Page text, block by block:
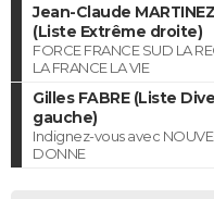
Jean-Claude MARTINEZ
(Liste Extrême droite)
FORCE FRANCE SUD LA
LA FRANCE LA VIE
Gilles FABRE (Liste
gauche)
Indignez-vous avec
DONNE